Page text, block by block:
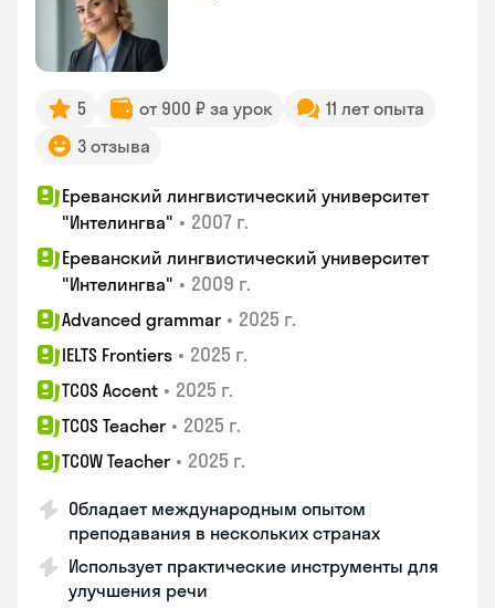
5 от 900 ₽ за урок
11 лет опыта
3 отзыва
Ереванский лингвистический университет
"Интелингва" • 2007 г.
Ереванский лингвистический университет
"Интелингва" • 2009 г.
Advanced grammar • 2025 г.
IELTS Frontiers • 2025 г.
TCOS Accent • 2025 г.
TCOS Teacher • 2025 г.
TCOW Teacher • 2025 г.
Обладает международным опытом
преподавания в нескольких странах
Использует практические инструменты для
улучшения речи